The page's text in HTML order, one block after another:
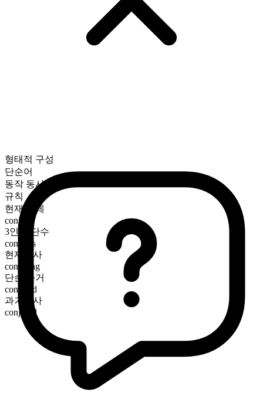
형태적 구성
단순어
동작 동사
규칙
현재 시제
conjure
3인칭 단수
conjures
현재분사
conjuring
단순 과거
conjured
과거분사
conjured